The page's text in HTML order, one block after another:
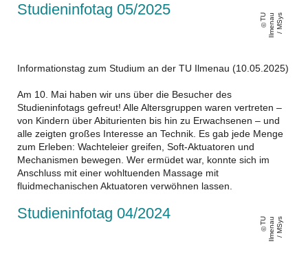
Studieninfotag 05/2025 T
U
Il
m
e
n
a
u
/
M
S
y s
Informationstag zum Studium an der TU Ilmenau (10.05.2025)
Am 10. Mai haben wir uns über die Besucher des
Studieninfotags gefreut! Alle Altersgruppen waren vertreten –
von Kindern über Abiturienten bis hin zu Erwachsenen – und
alle zeigten großes Interesse an Technik. Es gab jede Menge
zum Erleben: Wachteleier greifen, Soft-Aktuatoren und
Mechanismen bewegen. Wer ermüdet war, konnte sich im
Anschluss mit einer wohltuenden Massage mit
fluidmechanischen Aktuatoren verwöhnen lassen.
Studieninfotag 04/2024 T
U
Il
m
e
n
a
u
/
M
S
y s